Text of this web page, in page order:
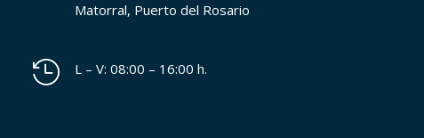
Matorral, Puerto del Rosario
 L – V: 08:00 – 16:00 h.